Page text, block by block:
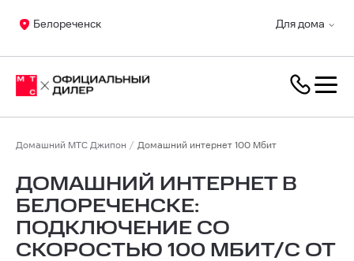
Для дома
Белореченск
Домашний МТС Джипон Домашний интернет 100 Мбит
ДОМАШНИЙ ИНТЕРНЕТ В
БЕЛОРЕЧЕНСКЕ:
ПОДКЛЮЧЕНИЕ СО
СКОРОСТЬЮ 100 МБИТ/С ОТ